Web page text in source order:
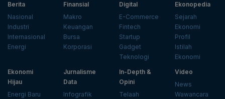
Berita
Nasional
Industri
Internasional
Energi
Finansial
Makro
Keuangan
Bursa
Korporasi
Digital
E-Commerce
Fintech
Startup
Gadget
Teknologi
Ekonopedia
Sejarah
Ekonomi
Profil
Istilah
Ekonomi
Ekonomi
Hijau
Energi Baru
Jurnalisme
Data
Infografik
In-Depth &
Opini
Telaah
Video
News
Wawancara